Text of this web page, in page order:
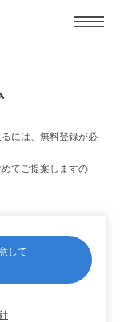
には、無料登録が必
てご提案しますの
して